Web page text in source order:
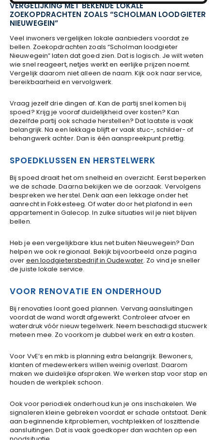
VERGELIJKING MET BEKENDE LOKALE
ZOEKOPDRACHTEN ZOALS “SCHOLMAN LOODGIETER
NIEUWEGEIN”
Veel inwoners vergelijken lokale aanbieders voordat ze
bellen. Zoekopdrachten zoals “Scholman loodgieter
Nieuwegein” laten dat goed zien. Dat is logisch. Je wilt weten
wie snel reageert, netjes werkt en eerlijke prijzen noemt.
Vergelijk daarom niet alleen de naam. Kijk ook naar service,
bereikbaarheid en vervolgwerk.
Vraag jezelf drie dingen af. Kan de partij snel komen bij
spoed? Krijg je vooraf duidelijkheid over kosten? Kan
dezelfde partij ook schade herstellen? Dat laatste is vaak
belangrijk. Na een lekkage blijft er vaak stuc-, schilder- of
behangwerk achter. Dan is één aanspreekpunt prettig.
SPOEDKLUSSEN EN HERSTELWERK
Bij spoed draait het om snelheid en overzicht. Eerst beperken
we de schade. Daarna bekijken we de oorzaak. Vervolgens
bespreken we herstel. Denk aan een lekkage onder het
aanrecht in Fokkesteeg. Of water door het plafond in een
appartement in Galecop. In zulke situaties wil je niet blijven
bellen.
Heb je een vergelijkbare klus net buiten Nieuwegein? Dan
helpen we ook regionaal. Bekijk bijvoorbeeld onze pagina
over een loodgietersbedrijf in Oudewater. Zo vind je sneller
de juiste lokale service.
VOOR RENOVATIE EN ONDERHOUD
Bij renovaties loont goed plannen. Vervang aansluitingen
voordat de wand wordt afgewerkt. Controleer afvoer en
waterdruk vóór nieuw tegelwerk. Neem beschadigd stucwerk
meteen mee. Zo voorkom je dubbel werk en extra kosten.
Voor VvE’s en mkb is planning extra belangrijk. Bewoners,
klanten of medewerkers willen weinig overlast. Daarom
maken we duidelijke afspraken. We werken stap voor stap en
houden de werkplek schoon.
Ook voor periodiek onderhoud kun je ons inschakelen. We
signaleren kleine gebreken voordat er schade ontstaat. Denk
aan beginnende kitproblemen, vochtplekken of loszittende
aansluitingen. Dat is vaak goedkoper dan wachten op een